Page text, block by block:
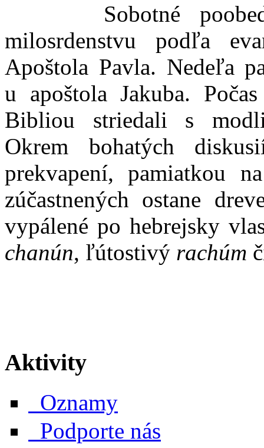
Sobotné poobedie
milosrdenstvu podľa
Apoštola Pavla. Nedeľa
u apoštola Jakuba.
Bibliou striedali s
Okrem bohatých
prekvapení, pamiatkou
zúčastnených ostane
vypálené po hebrejsky
chanún, ľútostivý rachúm
Aktivity
Oznamy
Podporte nás